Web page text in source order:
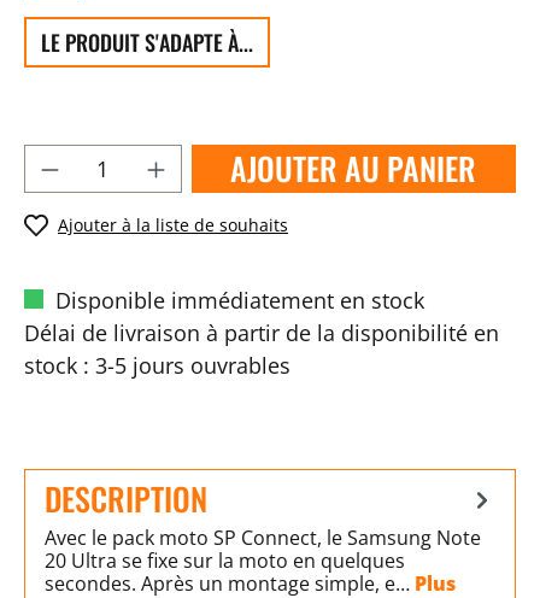
LE PRODUIT S'ADAPTE À...
AJOUTER AU PANIER
Ajouter à la liste de souhaits
Disponible immédiatement en stock
Délai de livraison à partir de la disponibilité en
stock : 3-5 jours ouvrables
DESCRIPTION
Avec le pack moto SP Connect, le Samsung Note
20 Ultra se fixe sur la moto en quelques
secondes. Après un montage simple, e… Plus